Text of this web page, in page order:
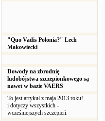
"Quo Vadis Polonia?" Lech
Makowiecki
Dowody na zbrodnię
ludobójstwa szczepionkowego są
nawet w bazie VAERS
To jest artykuł z maja 2013 roku!
i dotyczy wszystkich -
wcześniejszych szczepień.